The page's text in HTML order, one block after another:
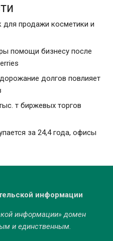
для продажи косметики и
помощи бизнесу после
долгов повлияет
т биржевых торгов
за 24,4 года, офисы
информации
информации» домен
и единственным.